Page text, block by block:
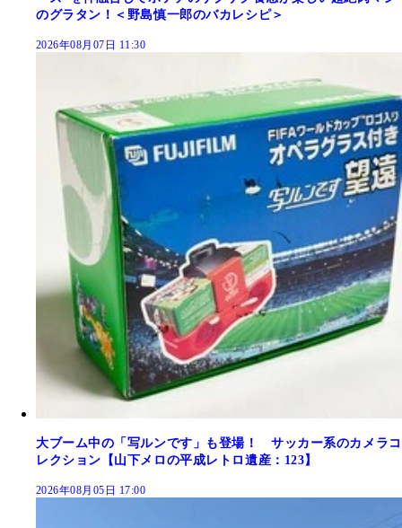
のグラタン！＜野島慎一郎のバカレシピ＞
2026年08月07日 11:30
大ブーム中の「写ルンです」も登場！ サッカー系のカメラコ
レクション【山下メロの平成レトロ遺産：123】
2026年08月05日 17:00